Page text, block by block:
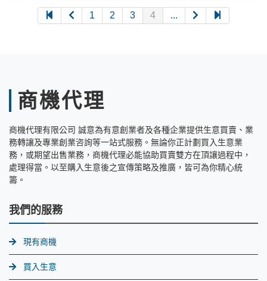
1 2 3 4 ...
商機代理
商機代理有限公司 誠意為有意創業者及各種企業提供生意買賣、業
務轉讓及專業創業咨詢等一站式服務。無論你正計劃買入生意業
務，或期望出售業務，商機代理必能協助買賣雙方在頂讓過程中，
處理得當。以至購入生意後之宣傳策略及推廣，皆可為你精心統
籌。
我們的服務
現有商機
買入生意